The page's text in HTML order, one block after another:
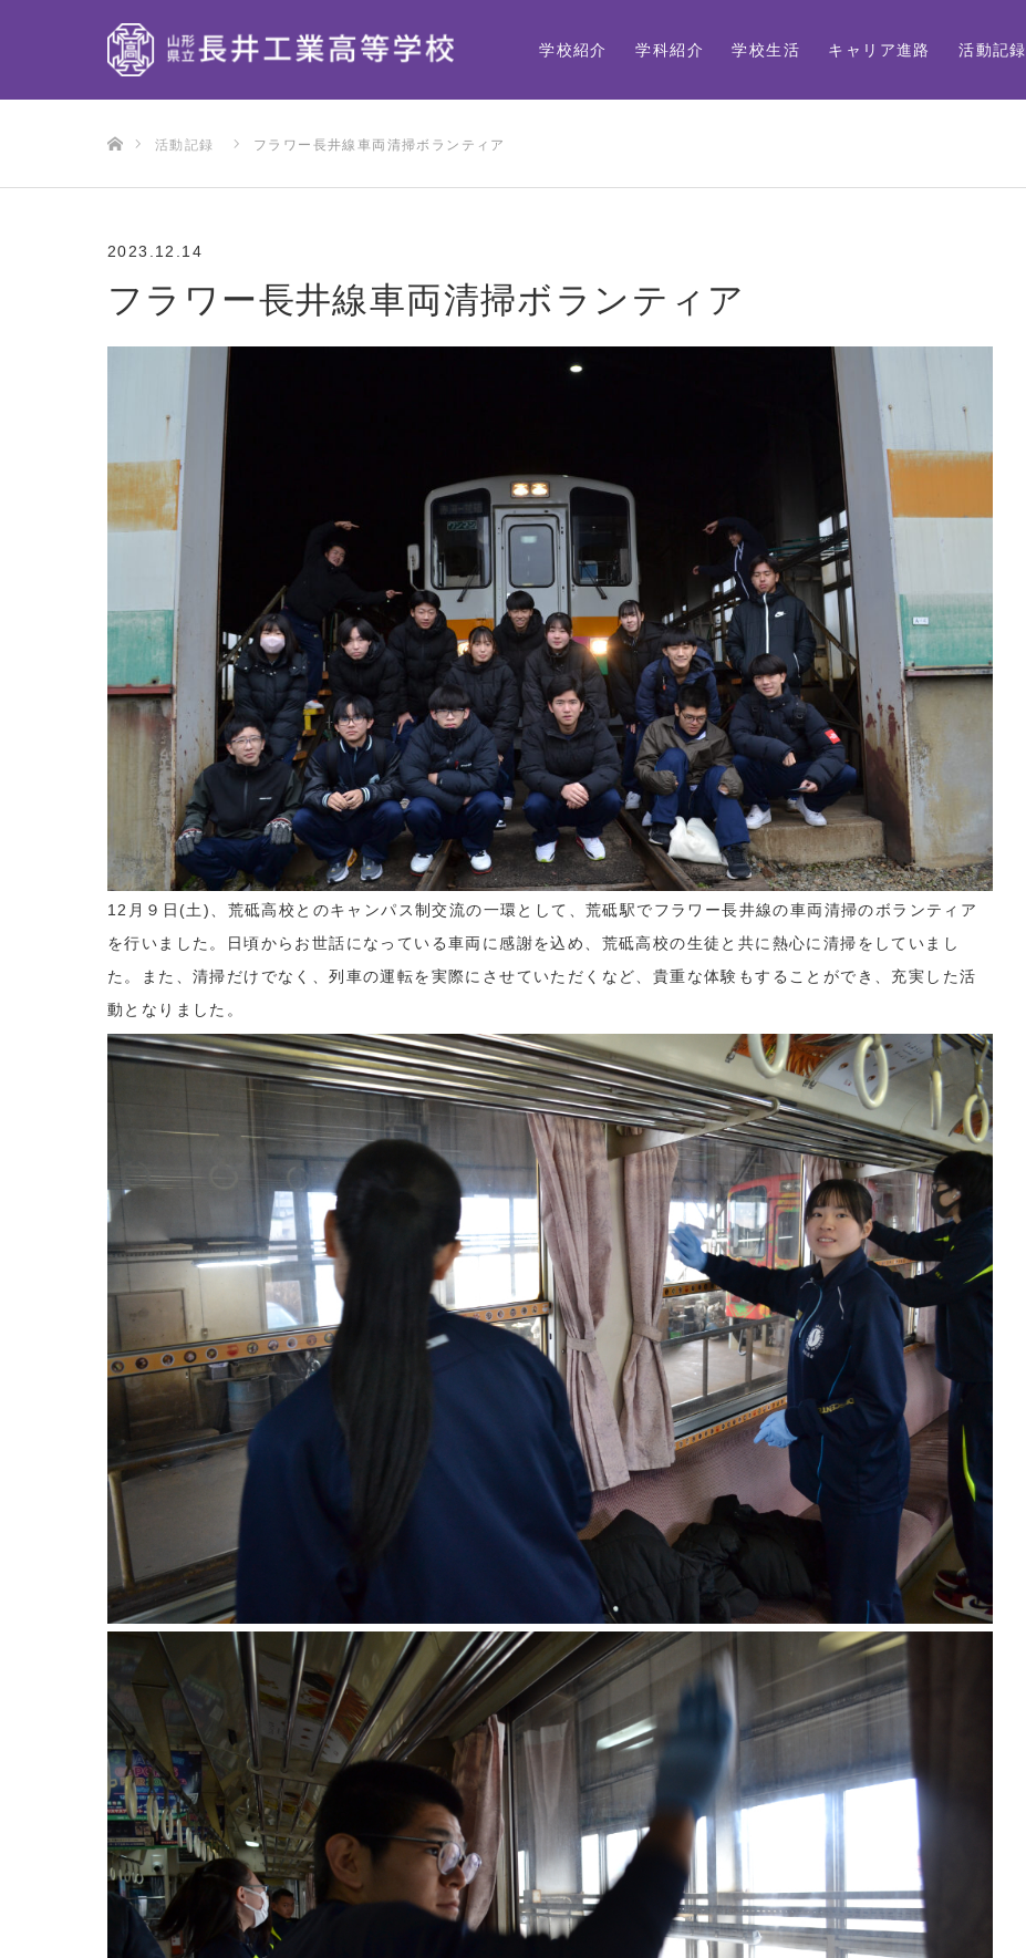
学校紹介 学科紹介 学校生活 キャリア進路 活動記録
活動記録 フラワー長井線車両清掃ボランティア
2023.12.14
フラワー長井線車両清掃ボランティア
12月９日(土)、荒砥高校とのキャンパス制交流の一環として、荒砥駅でフラワー長井線の車両清掃のボランティア
を行いました。日頃からお世話になっている車両に感謝を込め、荒砥高校の生徒と共に熱心に清掃をしていまし
た。また、清掃だけでなく、列車の運転を実際にさせていただくなど、貴重な体験もすることができ、充実した活
動となりました。